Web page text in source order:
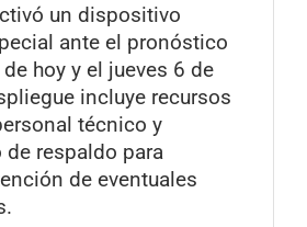
un dispositivo
ante el pronóstico
hoy y el jueves 6 de
incluye recursos
técnico y
respaldo para
de eventuales